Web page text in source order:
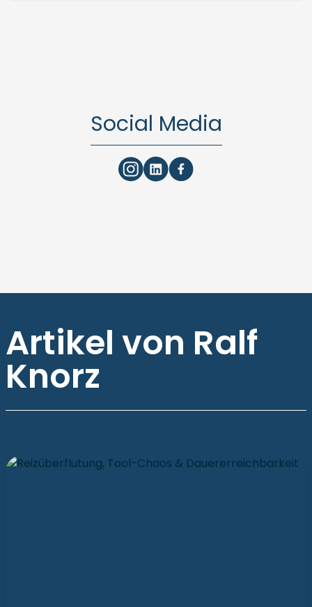
Social Media
Artikel von Ralf
Knorz